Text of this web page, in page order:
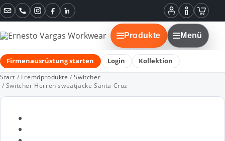
Mein
Konto
Informationen
Instagram
FacebookLinkedIn
Produkte Menü
Firmenausrüstung starten Login Kollektion
Start / Fremdprodukte /Switcher
/ Switcher Herren sweatjacke Santa Cruz